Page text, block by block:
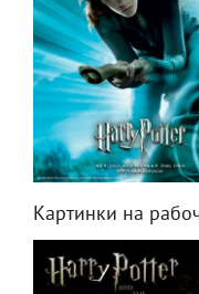
Картинки на